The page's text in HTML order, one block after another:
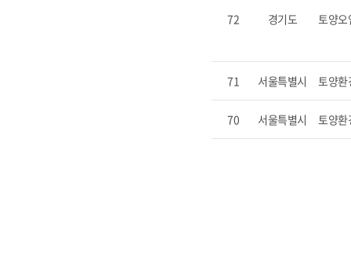
72 경기도 토양오
71 서울특별시 토양환
70 서울특별시 토양환